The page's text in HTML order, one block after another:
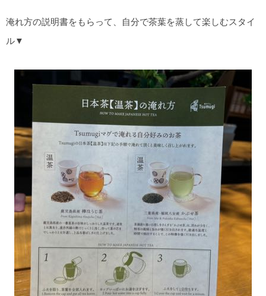
淹れ方の説明書をもらって、自分で茶葉を蒸して楽しむスタイ
ル▼